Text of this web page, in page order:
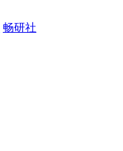
畅研社